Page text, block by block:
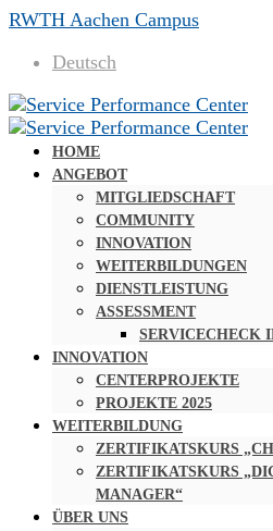
RWTH Aachen Campus
Deutsch
HOME
ANGEBOT
MITGLIEDSCHAFT
COMMUNITY
INNOVATION
WEITERBILDUNGEN
DIENSTLEISTUNG
ASSESSMENT
SERVICECHECK
INNOVATION
CENTERPROJEKTE
PROJEKTE 2025
WEITERBILDUNG
ZERTIFIKATSKURS
ZERTIFIKATSKURS
MANAGER“
ÜBER UNS